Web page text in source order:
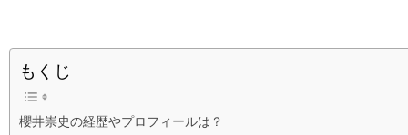
もくじ
櫻井崇史の経歴やプロフィールは？